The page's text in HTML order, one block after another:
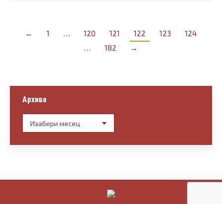
← 1 … 120 121 122 123
124
…
182 →
Архива
Архива